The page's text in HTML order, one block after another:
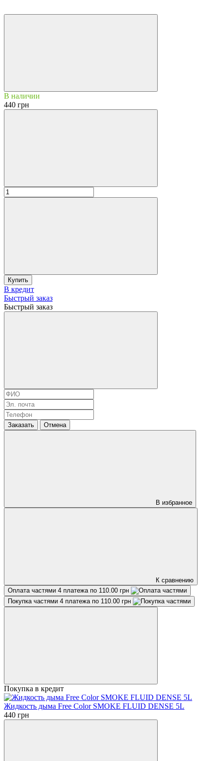
В наличии
440 грн
Купить
В кредит
Быстрый заказ
Быстрый заказ
Заказать Отмена
В избранное
К сравнению
Оплата частями 4 платежа по 110.00 грн
Покупка частями 4 платежа по 110.00 грн
Покупка в кредит
Жидкость дыма Free Color SMOKE FLUID DENSE 5L
440 грн